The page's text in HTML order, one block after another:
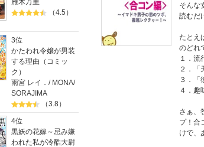
雁木万里
（4.5）
3位
かたわれ令嬢が男装
する理由（コミッ
ク）
雨宮 レイ． / MONA/
SORAJIMA
（3.8）
4位
黒妖の花嫁～忌み嫌
われた私が冷酷大尉
そんな
読むだ
たとえ
のどれ
１．流
２．「
３．「
４．趣
さぁ、
プ！合
けで、